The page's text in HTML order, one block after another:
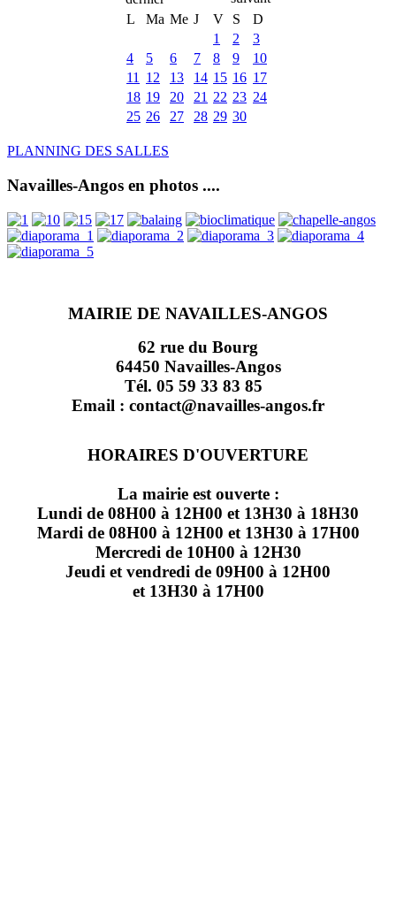
L
Ma Me J V S
D
1
2
3
4
5 6 7 8 9
10
11
12 13 14 15 16 17
18 19 20 21 22 23 24
25 26 27 28 29 30
PLANNING DES SALLES
Navailles-Angos en photos ....
MAIRIE DE NAVAILLES-ANGOS
62 rue du Bourg
64450 Navailles-Angos
Tél. 05 59 33 83 85
Email : contact@navailles-angos.fr
HORAIRES D'OUVERTURE
La mairie est ouverte :
Lundi de 08H00 à 12H00 et 13H30 à 18H30
Mardi de 08H00 à 12H00 et 13H30 à 17H00
Mercredi de 10H00 à 12H30
Jeudi et vendredi de 09H00 à 12H00
et 13H30 à 17H00